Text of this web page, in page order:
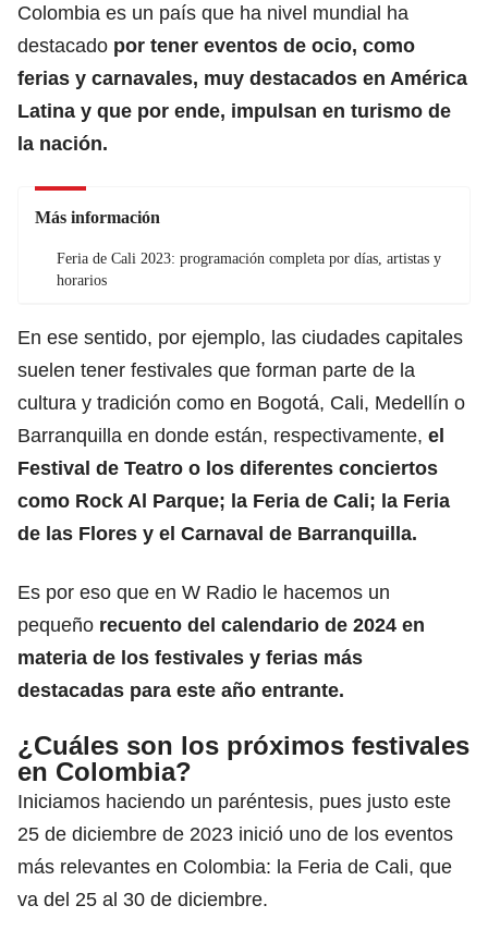
Colombia es un país que ha nivel mundial ha
destacado por tener eventos de ocio, como
ferias y carnavales, muy destacados en América
Latina y que por ende, impulsan en turismo de
la nación.
Más información
Feria de Cali 2023: programación completa por días, artistas y
horarios
En ese sentido, por ejemplo, las ciudades capitales
suelen tener festivales que forman parte de la
cultura y tradición como en Bogotá, Cali, Medellín o
Barranquilla en donde están, respectivamente, el
Festival de Teatro o los diferentes conciertos
como Rock Al Parque; la Feria de Cali; la Feria
de las Flores y el Carnaval de Barranquilla.
Es por eso que en W Radio le hacemos un
pequeño recuento del calendario de 2024 en
materia de los festivales y ferias más
destacadas para este año entrante.
¿Cuáles son los próximos festivales
en Colombia?
Iniciamos haciendo un paréntesis, pues justo este
25 de diciembre de 2023 inició uno de los eventos
más relevantes en Colombia: la Feria de Cali, que
va del 25 al 30 de diciembre.